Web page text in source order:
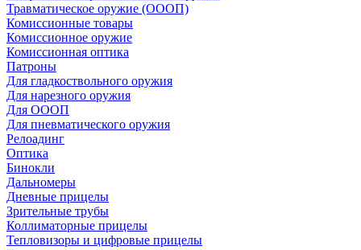
Травматическое оружие (ОООП)
Комиссионные товары
Комиссионное оружие
Комиссионная оптика
Патроны
Для гладкоствольного оружия
Для нарезного оружия
Для ОООП
Для пневматического оружия
Релоадинг
Оптика
Бинокли
Дальномеры
Дневные прицелы
Зрительные трубы
Коллиматорные прицелы
Тепловизоры и цифровые прицелы